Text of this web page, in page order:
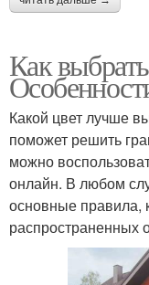
Как
Какой цвет лучше
поможет решить
можно
онлайн. В любом
основные правила,
распространенных